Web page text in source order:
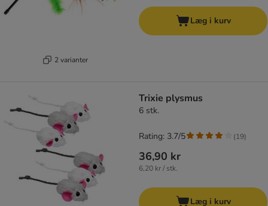
2 varianter
Læg i kurv
Trixie plysmus
6 stk.
36,90 kr
6,20 kr / stk.
Rating: 3.7/5 (19)
Læg i kurv